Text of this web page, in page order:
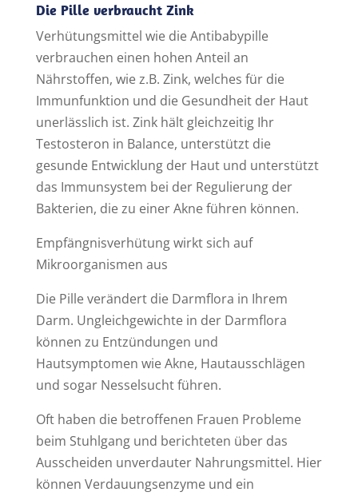
Die Pille verbraucht Zink
Verhütungsmittel wie die Antibabypille
verbrauchen einen hohen Anteil an
Nährstoffen, wie z.B. Zink, welches für die
Immunfunktion und die Gesundheit der Haut
unerlässlich ist. Zink hält gleichzeitig Ihr
Testosteron in Balance, unterstützt die
gesunde Entwicklung der Haut und unterstützt
das Immunsystem bei der Regulierung der
Bakterien, die zu einer Akne führen können.
Empfängnisverhütung wirkt sich auf
Mikroorganismen aus
Die Pille verändert die Darmflora in Ihrem
Darm. Ungleichgewichte in der Darmflora
können zu Entzündungen und
Hautsymptomen wie Akne, Hautausschlägen
und sogar Nesselsucht führen.
Oft haben die betroffenen Frauen Probleme
beim Stuhlgang und berichteten über das
Ausscheiden unverdauter Nahrungsmittel. Hier
können Verdauungsenzyme und ein